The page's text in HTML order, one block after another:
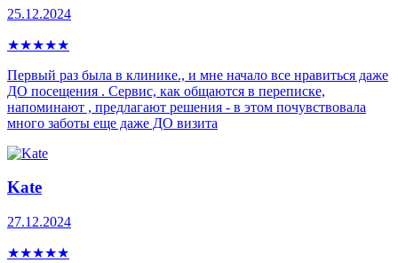
25.12.2024
★★★★★
Первый раз была в клинике., и мне начало все нравиться даже
ДО посещения . Сервис, как общаются в переписке,
напоминают , предлагают решения - в этом почувствовала
много заботы еще даже ДО визита
Kate
27.12.2024
★★★★★